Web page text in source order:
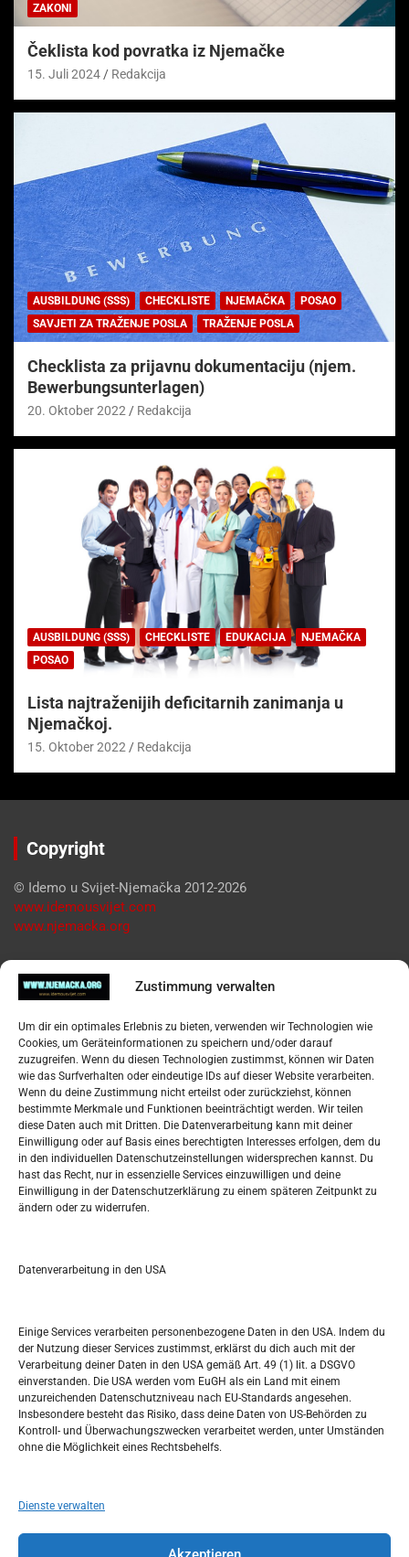
Zustimmung verwalten
Um dir ein optimales Erlebnis zu bieten, verwenden wir Technologien wie
Cookies, um Geräteinformationen zu speichern und/oder darauf
zuzugreifen. Wenn du diesen Technologien zustimmst, können wir Daten
wie das Surfverhalten oder eindeutige IDs auf dieser Website verarbeiten.
Wenn du deine Zustimmung nicht erteilst oder zurückziehst, können
bestimmte Merkmale und Funktionen beeinträchtigt werden. Wir teilen
diese Daten auch mit Dritten. Die Datenverarbeitung kann mit deiner
Einwilligung oder auf Basis eines berechtigten Interesses erfolgen, dem du
in den individuellen Datenschutzeinstellungen widersprechen kannst. Du
hast das Recht, nur in essenzielle Services einzuwilligen und deine
Einwilligung in der Datenschutzerklärung zu einem späteren Zeitpunkt zu
ändern oder zu widerrufen.
Datenverarbeitung in den USA
Einige Services verarbeiten personenbezogene Daten in den USA. Indem du
der Nutzung dieser Services zustimmst, erklärst du dich auch mit der
Verarbeitung deiner Daten in den USA gemäß Art. 49 (1) lit. a DSGVO
einverstanden. Die USA werden vom EuGH als ein Land mit einem
unzureichenden Datenschutzniveau nach EU-Standards angesehen.
Insbesondere besteht das Risiko, dass deine Daten von US-Behörden zu
Kontroll- und Überwachungszwecken verarbeitet werden, unter Umständen
ohne die Möglichkeit eines Rechtsbehelfs.
Dienste verwalten
ZAKONI
Čeklista kod povratka iz Njemačke
15. Juli 2024 Redakcija
AUSBILDUNG (SSS) CHECKLISTE NJEMAČKA
POSAO
SAVJETI ZA TRAŽENJE POSLA
TRAŽENJE POSLA
Checklista za prijavnu dokumentaciju (njem.
Bewerbungsunterlagen)
20. Oktober 2022 Redakcija
AUSBILDUNG (SSS) CHECKLISTE EDUKACIJA
NJEMAČKA
POSAO
Lista najtraženijih deficitarnih zanimanja u
Njemačkoj.
15. Oktober 2022 Redakcija
Copyright
© Idemo u Svijet-Njemačka 2012-2026
www.idemousvijet.com
www.njemacka.org
Pregled
Datenschutzerklärung
Widerufsbelehrung
Oglašavanje / Postavite svoj oglas
Tko je “Idemo u Svijet – Njemačka?
Pretražite stranicu:
S
MÄRZ 2024
M D M D F S
1 2
4 5 6 7 8 9 10
18 19
25 26 27 28 29 30 31